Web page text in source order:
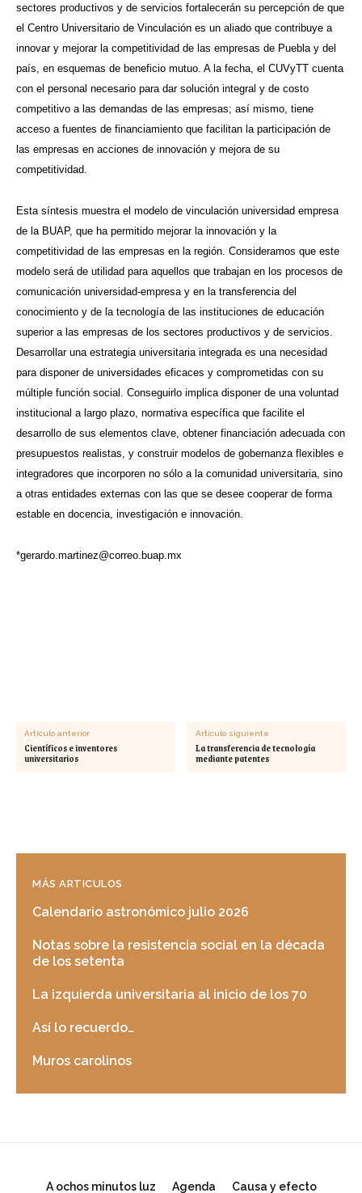
sectores productivos y de servicios fortalecerán su percepción de que
el Centro Universitario de Vinculación es un aliado que contribuye a
innovar y mejorar la competitividad de las empresas de Puebla y del
país, en esquemas de beneficio mutuo. A la fecha, el CUVyTT cuenta
con el personal necesario para dar solución integral y de costo
competitivo a las demandas de las empresas; así mismo, tiene
acceso a fuentes de financiamiento que facilitan la participación de
las empresas en acciones de innovación y mejora de su
competitividad.
Esta síntesis muestra el modelo de vinculación universidad empresa
de la BUAP, que ha permitido mejorar la innovación y la
competitividad de las empresas en la región. Consideramos que este
modelo será de utilidad para aquellos que trabajan en los procesos de
comunicación universidad-empresa y en la transferencia del
conocimiento y de la tecnología de las instituciones de educación
superior a las empresas de los sectores productivos y de servicios.
Desarrollar una estrategia universitaria integrada es una necesidad
para disponer de universidades eficaces y comprometidas con su
múltiple función social. Conseguirlo implica disponer de una voluntad
institucional a largo plazo, normativa específica que facilite el
desarrollo de sus elementos clave, obtener financiación adecuada con
presupuestos realistas, y construir modelos de gobernanza flexibles e
integradores que incorporen no sólo a la comunidad universitaria, sino
a otras entidades externas con las que se desee cooperar de forma
estable en docencia, investigación e innovación.
*gerardo.martinez@correo.buap.mx
Artículo anterior
Científicos e inventores
universitarios
Artículo siguiente
La transferencia de tecnología
mediante patentes
MÁS ARTICULOS
Calendario astronómico julio 2026
Notas sobre la resistencia social en la década
de los setenta
La izquierda universitaria al inicio de los 70
Así lo recuerdo…
Muros carolinos
A ochos minutos luz Agenda Causa y efecto